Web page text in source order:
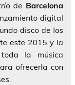
de Barcelona
digital
disco de los
este 2015 y la
la música
ofrecerla con